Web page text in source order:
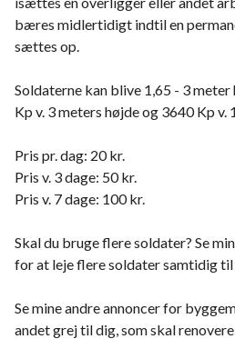
bæres midlertidigt indtil en
sættes op.
Soldaterne kan blive 1,65 - 3
Kp v. 3 meters højde og 3640 Kp v.
Pris pr. dag: 20 kr.
Pris v. 3 dage: 50 kr.
Pris v. 7 dage: 100 kr.
Skal du bruge flere soldater? Se
for at leje flere soldater samtidig
Se mine andre annoncer for
andet grej til dig, som skal